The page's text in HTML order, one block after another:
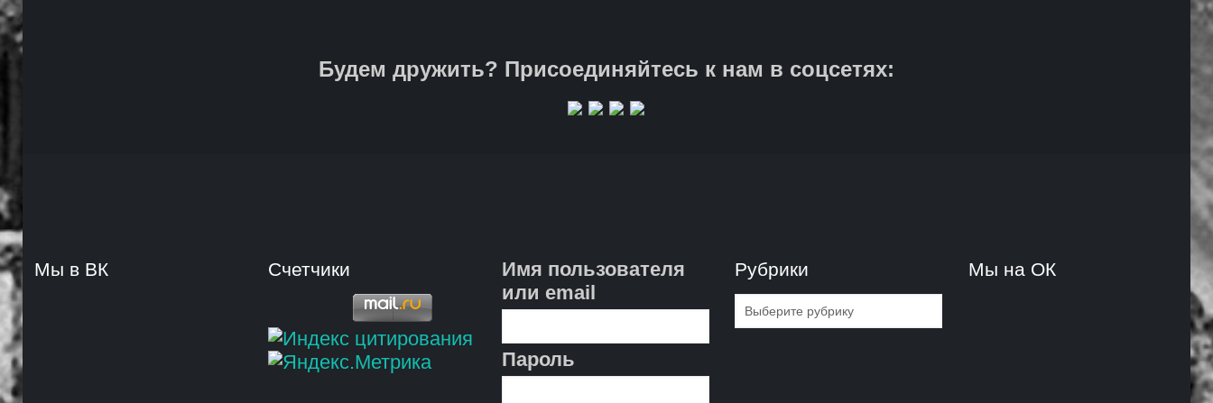
Будем дружить? Присоединяйтесь к нам в соцсетях:
Мы в ВК Счетчики
Имя пользователя
или email
Пароль
Рубрики
Рубрики
Мы на ОК